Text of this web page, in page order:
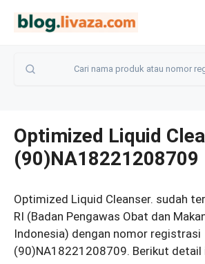
Optimized Liquid
(90)NA18221208709
Optimized Liquid Cleanser. sudah
RI (Badan Pengawas Obat dan
Indonesia) dengan nomor registrasi
(90)NA18221208709. Berikut detail